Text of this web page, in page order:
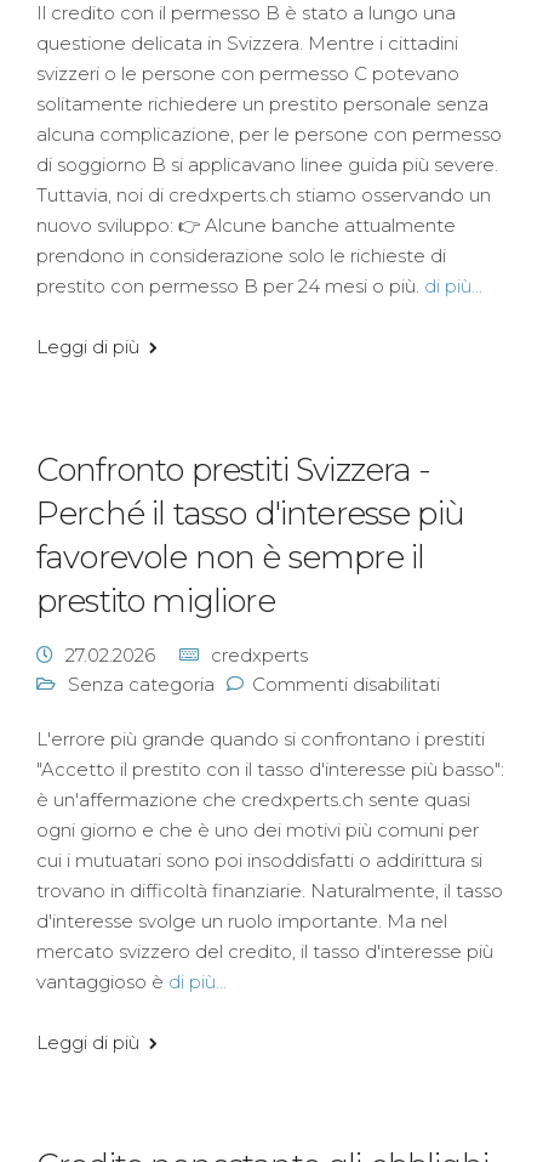
Il credito con il permesso B è stato a lungo una
questione delicata in Svizzera. Mentre i cittadini
svizzeri o le persone con permesso C potevano
solitamente richiedere un prestito personale senza
alcuna complicazione, per le persone con permesso
di soggiorno B si applicavano linee guida più severe.
Tuttavia, noi di credxperts.ch stiamo osservando un
nuovo sviluppo: 👉 Alcune banche attualmente
prendono in considerazione solo le richieste di
prestito con permesso B per 24 mesi o più. di più...
Leggi di più
Confronto prestiti Svizzera -
Perché il tasso d'interesse più
favorevole non è sempre il
prestito migliore
27.02.2026
credxperts
Senza categoria
Commenti disabilitati
L'errore più grande quando si confrontano i prestiti
"Accetto il prestito con il tasso d'interesse più basso":
è un'affermazione che credxperts.ch sente quasi
ogni giorno e che è uno dei motivi più comuni per
cui i mutuatari sono poi insoddisfatti o addirittura si
trovano in difficoltà finanziarie. Naturalmente, il tasso
d'interesse svolge un ruolo importante. Ma nel
mercato svizzero del credito, il tasso d'interesse più
vantaggioso è di più...
Leggi di più